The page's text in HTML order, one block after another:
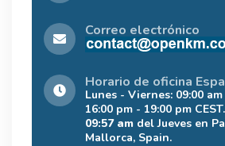
Correo electrónico
Horario de oficina
Lunes - Viernes: 09:00
16:00 pm - 19:00 pm
09:57 am del Jueves en
Mallorca, Spain.